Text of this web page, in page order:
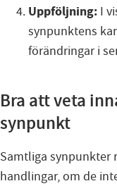
Uppföljning: I
synpunktens
förändringar i
Bra att veta
synpunkt
Samtliga synpunkter
handlingar, om de